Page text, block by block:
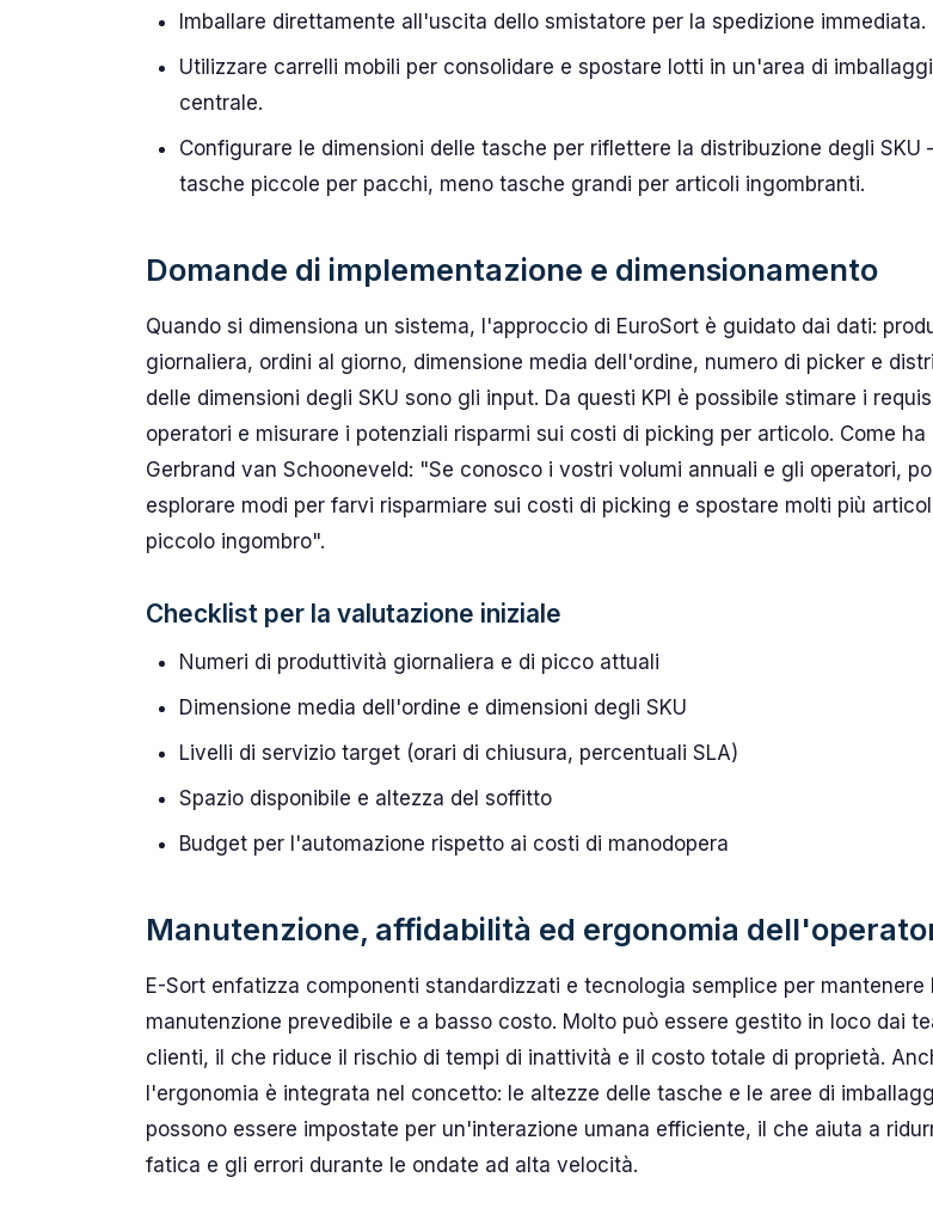
Imballare direttamente all'uscita dello smistatore per la spedizione immediata.
Utilizzare carrelli mobili per consolidare e spostare lotti in un'area di
centrale.
Configurare le dimensioni delle tasche per riflettere la distribuzione degli SKU
tasche piccole per pacchi, meno tasche grandi per articoli ingombranti.
Domande di implementazione e dimensionamento
Quando si dimensiona un sistema, l'approccio di EuroSort è guidato dai dati:
giornaliera, ordini al giorno, dimensione media dell'ordine, numero di picker e
delle dimensioni degli SKU sono gli input. Da questi KPI è possibile stimare i
operatori e misurare i potenziali risparmi sui costi di picking per articolo. Come ha
Gerbrand van Schooneveld: "Se conosco i vostri volumi annuali e gli operatori,
esplorare modi per farvi risparmiare sui costi di picking e spostare molti più
piccolo ingombro".
Checklist per la valutazione iniziale
Numeri di produttività giornaliera e di picco attuali
Dimensione media dell'ordine e dimensioni degli SKU
Livelli di servizio target (orari di chiusura, percentuali SLA)
Spazio disponibile e altezza del soffitto
Budget per l'automazione rispetto ai costi di manodopera
Manutenzione, affidabilità ed ergonomia
E-Sort enfatizza componenti standardizzati e tecnologia semplice per mantenere
manutenzione prevedibile e a basso costo. Molto può essere gestito in loco dai
clienti, il che riduce il rischio di tempi di inattività e il costo totale di proprietà.
l'ergonomia è integrata nel concetto: le altezze delle tasche e le aree di
possono essere impostate per un'interazione umana efficiente, il che aiuta a
fatica e gli errori durante le ondate ad alta velocità.